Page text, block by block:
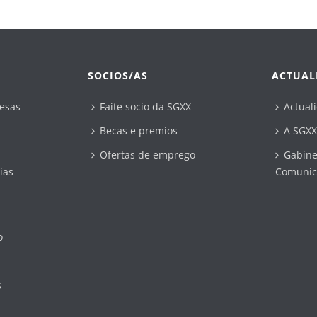
SOCIOS/AS
Faite socio da SGXX
Becas e premios
Ofertas de emprego
A